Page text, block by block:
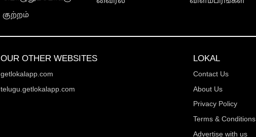
குற்றம்
OUR OTHER WEBSITES
getlokalapp.com
telugu.getlokalapp.com
LOKAL
Contact Us
About Us
Privacy Policy
Terms & Conditions
Advertise with us